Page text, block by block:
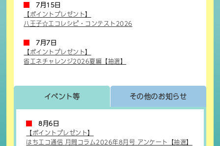
7月15日
【ポイントプレゼント】
八王子☆エコレシピ・コンテスト2026
7月7日
【ポイントプレゼント】
省エネチャレンジ2026夏編【抽選】
イベント等
8月6日
【ポイントプレゼント】
はちエコ通信 月間コラム2026年8月号 アンケート【抽選】
その他のお知らせ